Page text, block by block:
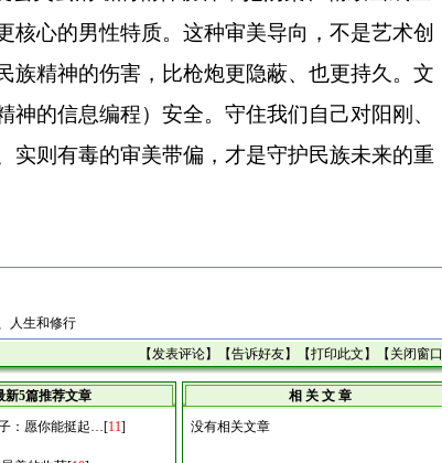
心的男性特质。这种审美导向，不是艺术创
族精神的伤害，比枪炮更隐蔽、也更持久。文
的信息编程）安全。守住我们自己对阳刚、
实则有毒的审美带偏，才是守护民族未来的重
人生和修行
【发表评论】【告诉好友】【打印此文 】【 关闭窗口
新5篇推荐文章
：愿你能挺起…[11]
相 关 文 章
没有相关文章